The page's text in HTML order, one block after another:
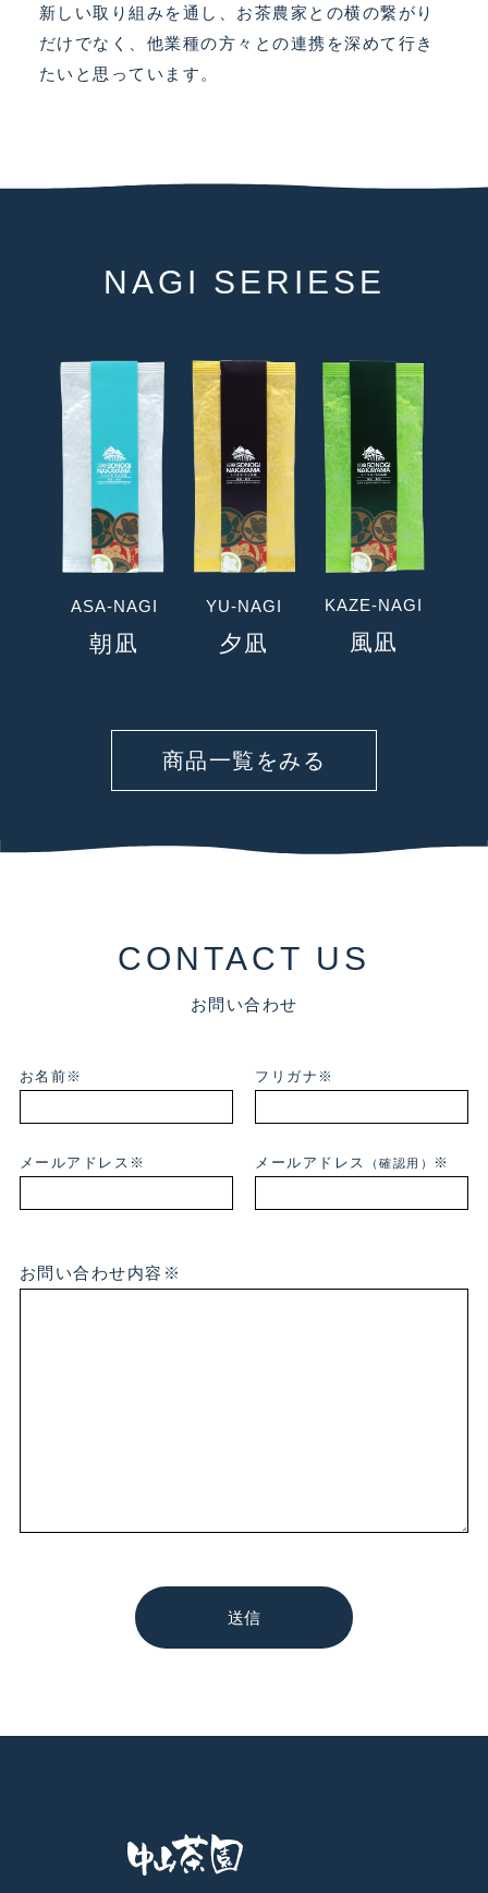
新しい取り組みを通し、お茶農家との横の繋がり
だけでなく、他業種の方々との連携を深めて行き
たいと思っています。
NAGI SERIESE
ASA-NAGI
朝凪
YU-NAGI
夕凪
KAZE-NAGI
風凪
商品一覧をみる
CONTACT US
お問い合わせ
お名前※ フリガナ※
メールアドレス※ メールアドレス （確認用） ※
お問い合わせ内容※